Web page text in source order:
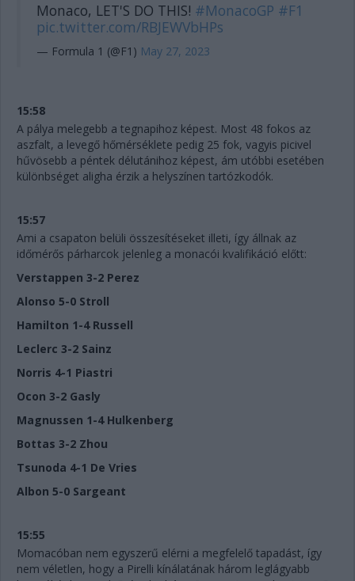
Monaco, LET'S DO THIS! #MonacoGP #F1
pic.twitter.com/RBJEWVbHPs
— Formula 1 (@F1) May 27, 2023
15:58
A pálya melegebb a tegnapihoz képest. Most 48 fokos az
aszfalt, a levegő hőmérséklete pedig 25 fok, vagyis picivel
hűvösebb a péntek délutánihoz képest, ám utóbbi esetében
különbséget aligha érzik a helyszínen tartózkodók.
15:57
Ami a csapaton belüli összesítéseket illeti, így állnak az
időmérős párharcok jelenleg a monacói kvalifikáció előtt:
Verstappen 3-2 Perez
Alonso 5-0 Stroll
Hamilton 1-4 Russell
Leclerc 3-2 Sainz
Norris 4-1 Piastri
Ocon 3-2 Gasly
Magnussen 1-4 Hulkenberg
Bottas 3-2 Zhou
Tsunoda 4-1 De Vries
Albon 5-0 Sargeant
15:55
Momacóban nem egyszerű elérni a megfelelő tapadást, így
nem véletlen, hogy a Pirelli kínálatának három leglágyabb